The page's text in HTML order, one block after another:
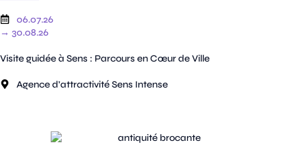
06.07.26
→ 30.08.26
Visite guidée à Sens : Parcours en Cœur de Ville
Agence d’attractivité Sens Intense